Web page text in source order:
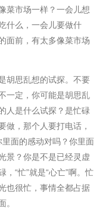
菜市场一样？一会儿想
什么，一会儿要做什
面前，有太多像菜市场
胡思乱想的试探。不要
一定，你可能是胡思乱
人是什么试探？是忙碌
做，那个人要打电话，
面的感动对吗？你里面
景？你是不是已经灵虚
“忙”就是“心亡”啊。忙
也很忙，事情全都占据
。